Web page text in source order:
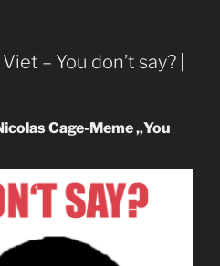
– You don’t say? |
Cage-Meme „You